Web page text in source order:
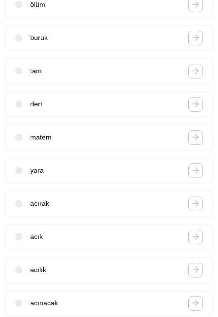
ölüm
buruk
tam
dert
matem
yara
acırak
acık
acılık
acınacak